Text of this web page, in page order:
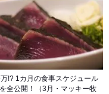
!? 1カ月の食事スケジュール
全公開！（3月・マッキー牧